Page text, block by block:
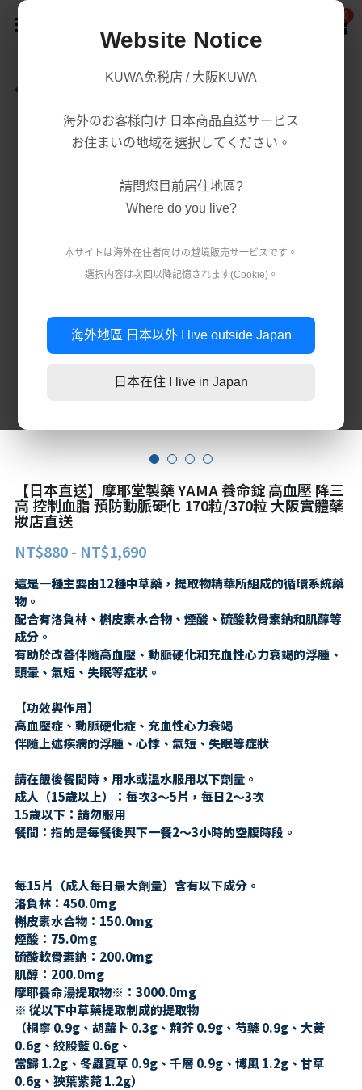
Website Notice
KUWA免税店 / 大阪KUWA
海外のお客様向け 日本商品直送サービス
お住まいの地域を選択してください。
請問您目前居住地區?
Where do you live?
本サイトは海外在住者向けの越境販売サ一ビスです。
選択内容は次回以降記憶されます(Cookie)。
海外地區 日本以外 I live outside Japan
日本在住 I live in Japan
0
熱賣商品
美妝
保健/腸胃保健
第一類醫藥品
第二三類醫藥品
感冒/發燒/止痛/痠痛
處方/醫學康復治療藥品
親子/嬰幼兒用品
賣場/商城
關於我們
實體店鋪資訊
公司簡介
條款．保護政策
使用條款
個人資料保護政策
特定商取引法に基づく表記
登錄/註冊
搜索
【日本直送】摩耶堂製藥 YAMA 養命錠 高血壓 降三
高 控制血脂 預防動脈硬化 170粒/370粒 大阪實體藥
妝店直送
NT$880 - NT$1,690
這是一種主要由12種中草藥，提取物精華所組成的循環系統藥
物。
配合有洛負林、槲皮素水合物、煙酸、硫酸軟骨素鈉和肌醇等
成分。
有助於改善伴隨高血壓、動脈硬化和充血性心力衰竭的浮腫、
頭暈、氣短、失眠等症狀。
【功效與作用】
高血壓症、動脈硬化症、充血性心力衰竭
伴隨上述疾病的浮腫、心悸、氣短、失眠等症狀
請在飯後餐間時，用水或溫水服用以下劑量。
成人（15歲以上）：每次3〜5片，每日2〜3次
15歲以下：請勿服用
餐間：指的是每餐後與下一餐2〜3小時的空腹時段。
每15片（成人每日最大劑量）含有以下成分。
洛負林：450.0mg
槲皮素水合物：150.0mg
煙酸：75.0mg
硫酸軟骨素鈉：200.0mg
肌醇：200.0mg
摩耶養命湯提取物※：3000.0mg
※ 從以下中草藥提取制成的提取物
（桐寧 0.9g、胡蘿卜 0.3g、荊芥 0.9g、芍藥 0.9g、大黃
0.6g、絞股藍 0.6g、
當歸 1.2g、冬蟲夏草 0.9g、千層 0.9g、博風 1.2g、甘草
0.6g、狹葉紫菀 1.2g）
×
商品分類
腸胃益生菌/保健
疲勞痠痛
減肥瘦身
美容美白
美妝相關